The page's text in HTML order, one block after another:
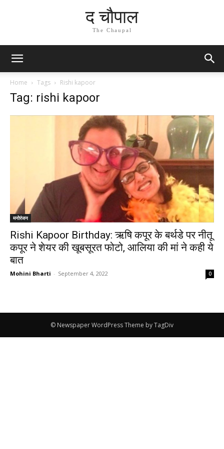
द चौपाल
The Chaupal
Home Tags Rishi kapoor
Tag: rishi kapoor
मनोरंजन
Rishi Kapoor Birthday: ऋषि कपूर के बर्थडे पर नीतू
कपूर ने शेयर की खूबसूरत फोटो, आलिया की मां ने कही ये
बात
Mohini Bharti - September 4, 2022 0
© Newspaper WordPress Theme by TagDiv